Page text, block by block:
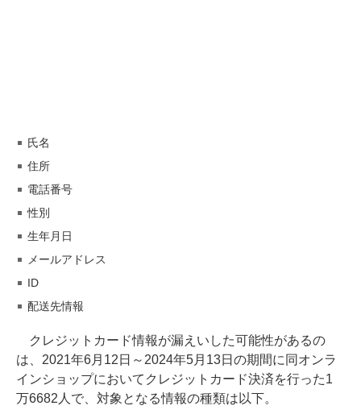
氏名
住所
電話番号
性別
生年月日
メールアドレス
ID
配送先情報
クレジットカード情報が漏えいした可能性があるの
は、2021年6月12日～2024年5月13日の期間に同オンラ
インショップにおいてクレジットカード決済を行った1
万6682人で、対象となる情報の種類は以下。